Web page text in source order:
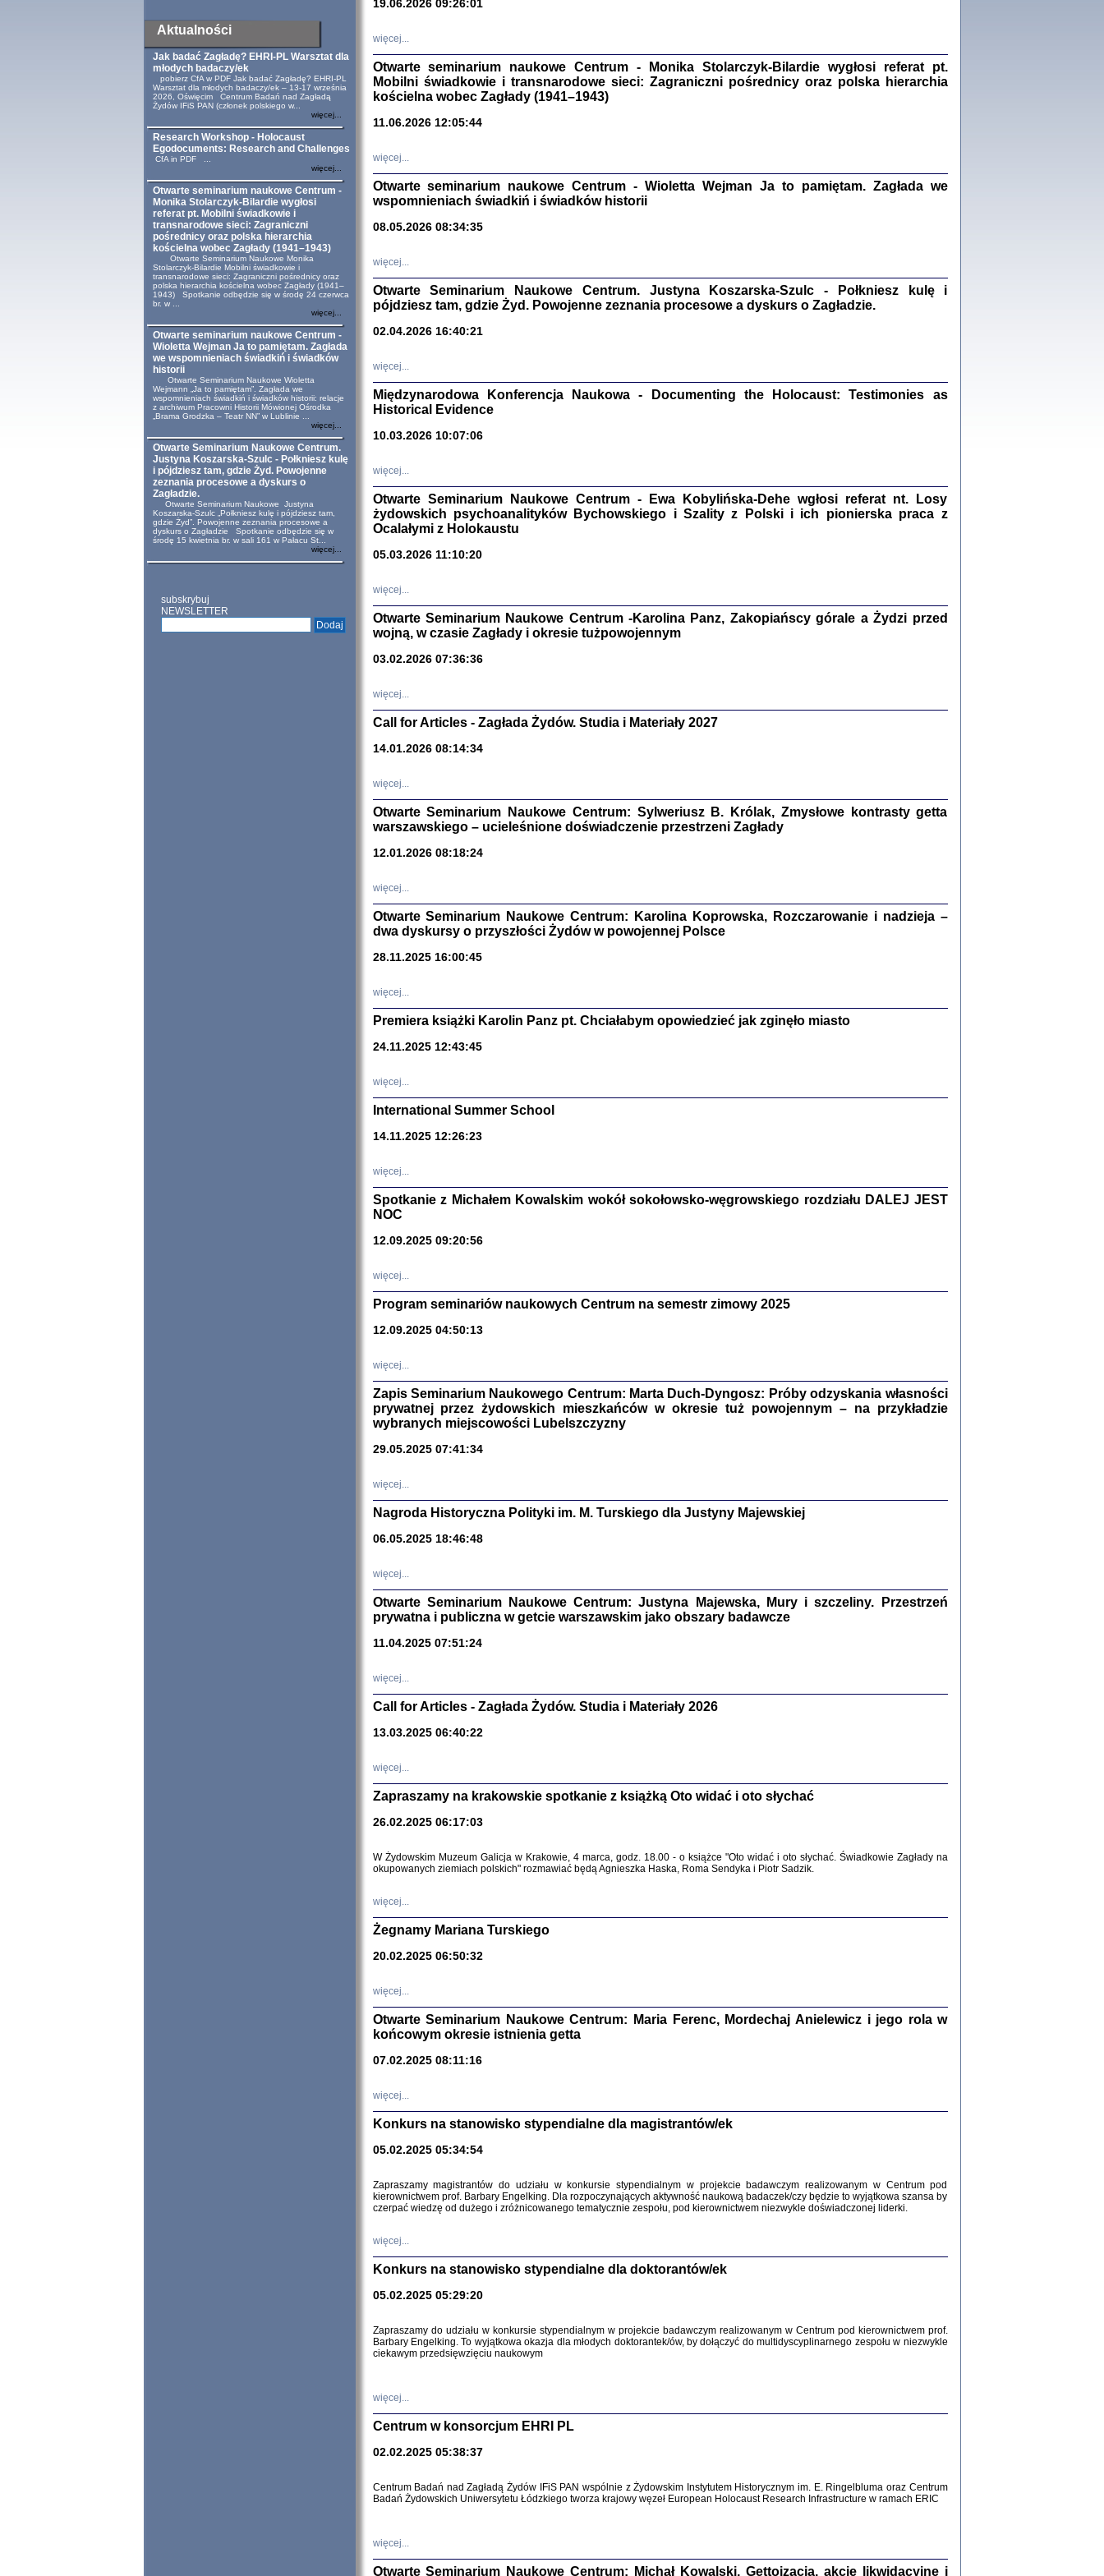
Aktualności
Jak badać Zagładę? EHRI-PL Warsztat dla
młodych badaczy/ek
pobierz CfA w PDF Jak badać Zagładę? EHRI-PL
Warsztat dla młodych badaczy/ek – 13-17 września
2026, Oświęcim Centrum Badań nad Zagładą
Żydów IFiS PAN (członek polskiego w...
więcej...
Research Workshop - Holocaust
Egodocuments: Research and Challenges
CfA in PDF ...
więcej...
Otwarte seminarium naukowe Centrum -
Monika Stolarczyk-Bilardie wygłosi
referat pt. Mobilni świadkowie i
transnarodowe sieci: Zagraniczni
pośrednicy oraz polska hierarchia
kościelna wobec Zagłady (1941–1943)
Otwarte Seminarium Naukowe Monika
Stolarczyk-Bilardie Mobilni świadkowie i
transnarodowe sieci: Zagraniczni pośrednicy oraz
polska hierarchia kościelna wobec Zagłady (1941–
1943) Spotkanie odbędzie się w środę 24 czerwca
br. w ...
więcej...
Otwarte seminarium naukowe Centrum -
Wioletta Wejman Ja to pamiętam. Zagłada
we wspomnieniach świadkiń i świadków
historii
Otwarte Seminarium Naukowe Wioletta
Wejmann „Ja to pamiętam”. Zagłada we
wspomnieniach świadkiń i świadków historii: relacje
z archiwum Pracowni Historii Mówionej Ośrodka
„Brama Grodzka – Teatr NN” w Lublinie ...
więcej...
Otwarte Seminarium Naukowe Centrum.
Justyna Koszarska-Szulc - Połkniesz kulę
i pójdziesz tam, gdzie Żyd. Powojenne
zeznania procesowe a dyskurs o
Zagładzie.
Otwarte Seminarium Naukowe Justyna
Koszarska-Szulc „Połkniesz kulę i pójdziesz tam,
gdzie Żyd”. Powojenne zeznania procesowe a
dyskurs o Zagładzie Spotkanie odbędzie się w
środę 15 kwietnia br. w sali 161 w Pałacu St...
więcej...
subskrybuj
NEWSLETTER
oprac. Aleksandra Bańkowska
Warszawa 2022
oprac. Aleksandra Bańkowska, wstęp Jacek Leociak
Warszawa 2021
Studia i Materiały
nr 17, R. 2021
NIE WIEMY CO PRZYNIESIE NAM KOLEJNA GODZINA ...
Dziennik pisany w ukryciu w latach 1943-1944
Zagłada Żydów.
Sewek Okonowski, oprac. Marta Janczewska
PISZĄCY TE SŁOWA JEST PRACOWNIKIEM
GETTOWEJ INSTYTUCJI ...
'z Dziennika' i inne pisma z łódzkiego getta
Józef Zelkowicz, tłum. z jidysz, oprac. i wstęp. Monika Polit
CZYTAJĄC GAZETĘ NIEMIECKĄ ...
Warszawa 2019
red. i wstęp Barbara Engelking, Jan Grabowski
Stanisław Adler, oprac. i wstępem opatrzyłaMarta Janczewska
Warszawa 2018
Warszawa 2017
Pisma Kopla i Mirki Piżyców o życiu w getcie i okupowanej
Warszawie
Warszawa 2016
SZCZĘŚCIE JEST POSIADAĆ DOM POD ZIEMIĄ ...
19.06.2026 09:26:01
więcej...
Otwarte seminarium naukowe Centrum - Monika Stolarczyk-Bilardie wygłosi referat pt.
Mobilni świadkowie i transnarodowe sieci: Zagraniczni pośrednicy oraz polska hierarchia
kościelna wobec Zagłady (1941–1943)
11.06.2026 12:05:44
więcej...
Otwarte seminarium naukowe Centrum - Wioletta Wejman Ja to pamiętam. Zagłada we
wspomnieniach świadkiń i świadków historii
08.05.2026 08:34:35
więcej...
Otwarte Seminarium Naukowe Centrum. Justyna Koszarska-Szulc - Połkniesz kulę i
pójdziesz tam, gdzie Żyd. Powojenne zeznania procesowe a dyskurs o Zagładzie.
02.04.2026 16:40:21
więcej...
Międzynarodowa Konferencja Naukowa - Documenting the Holocaust: Testimonies as
Historical Evidence
10.03.2026 10:07:06
więcej...
Otwarte Seminarium Naukowe Centrum - Ewa Kobylińska-Dehe wgłosi referat nt. Losy
żydowskich psychoanalityków Bychowskiego i Szality z Polski i ich pionierska praca z
Ocalałymi z Holokaustu
05.03.2026 11:10:20
więcej...
Otwarte Seminarium Naukowe Centrum -Karolina Panz, Zakopiańscy górale a Żydzi przed
wojną, w czasie Zagłady i okresie tużpowojennym
03.02.2026 07:36:36
więcej...
Call for Articles - Zagłada Żydów. Studia i Materiały 2027
14.01.2026 08:14:34
więcej...
Otwarte Seminarium Naukowe Centrum: Sylweriusz B. Królak, Zmysłowe kontrasty getta
warszawskiego – ucieleśnione doświadczenie przestrzeni Zagłady
12.01.2026 08:18:24
więcej...
Otwarte Seminarium Naukowe Centrum: Karolina Koprowska, Rozczarowanie i nadzieja –
dwa dyskursy o przyszłości Żydów w powojennej Polsce
28.11.2025 16:00:45
więcej...
Premiera książki Karolin Panz pt. Chciałabym opowiedzieć jak zginęło miasto
24.11.2025 12:43:45
więcej...
International Summer School
14.11.2025 12:26:23
więcej...
Spotkanie z Michałem Kowalskim wokół sokołowsko-węgrowskiego rozdziału DALEJ JEST
NOC
12.09.2025 09:20:56
więcej...
Program seminariów naukowych Centrum na semestr zimowy 2025
12.09.2025 04:50:13
więcej...
Zapis Seminarium Naukowego Centrum: Marta Duch-Dyngosz: Próby odzyskania własności
prywatnej przez żydowskich mieszkańców w okresie tuż powojennym – na przykładzie
wybranych miejscowości Lubelszczyzny
29.05.2025 07:41:34
więcej...
Nagroda Historyczna Polityki im. M. Turskiego dla Justyny Majewskiej
06.05.2025 18:46:48
więcej...
Otwarte Seminarium Naukowe Centrum: Justyna Majewska, Mury i szczeliny. Przestrzeń
prywatna i publiczna w getcie warszawskim jako obszary badawcze
11.04.2025 07:51:24
więcej...
Call for Articles - Zagłada Żydów. Studia i Materiały 2026
13.03.2025 06:40:22
więcej...
Zapraszamy na krakowskie spotkanie z książką Oto widać i oto słychać
26.02.2025 06:17:03
W Żydowskim Muzeum Galicja w Krakowie, 4 marca, godz. 18.00 - o książce "Oto widać i oto słychać. Świadkowie Zagłady na
okupowanych ziemiach polskich" rozmawiać będą Agnieszka Haska, Roma Sendyka i Piotr Sadzik.
więcej...
Żegnamy Mariana Turskiego
20.02.2025 06:50:32
więcej...
Otwarte Seminarium Naukowe Centrum: Maria Ferenc, Mordechaj Anielewicz i jego rola w
końcowym okresie istnienia getta
07.02.2025 08:11:16
więcej...
Konkurs na stanowisko stypendialne dla magistrantów/ek
05.02.2025 05:34:54
Zapraszamy magistrantów do udziału w konkursie stypendialnym w projekcie badawczym realizowanym w Centrum pod
kierownictwem prof. Barbary Engelking. Dla rozpoczynających aktywność naukową badaczek/czy będzie to wyjątkowa szansa by
czerpać wiedzę od dużego i zróżnicowanego tematycznie zespołu, pod kierownictwem niezwykle doświadczonej liderki.
więcej...
Konkurs na stanowisko stypendialne dla doktorantów/ek
05.02.2025 05:29:20
Zapraszamy do udziału w konkursie stypendialnym w projekcie badawczym realizowanym w Centrum pod kierownictwem prof.
Barbary Engelking. To wyjątkowa okazja dla młodych doktorantek/ów, by dołączyć do multidyscyplinarnego zespołu w niezwykle
ciekawym przedsięwzięciu naukowym
więcej...
Centrum w konsorcjum EHRI PL
02.02.2025 05:38:37
Centrum Badań nad Zagładą Żydów IFiS PAN wspólnie z Żydowskim Instytutem Historycznym im. E. Ringelbluma oraz Centrum
Badań Żydowskich Uniwersytetu Łódzkiego tworza krajowy węzeł European Holocaust Research Infrastructure w ramach ERIC
więcej...
Otwarte Seminarium Naukowe Centrum: Michał Kowalski, Gettoizacja, akcje likwidacyjne i